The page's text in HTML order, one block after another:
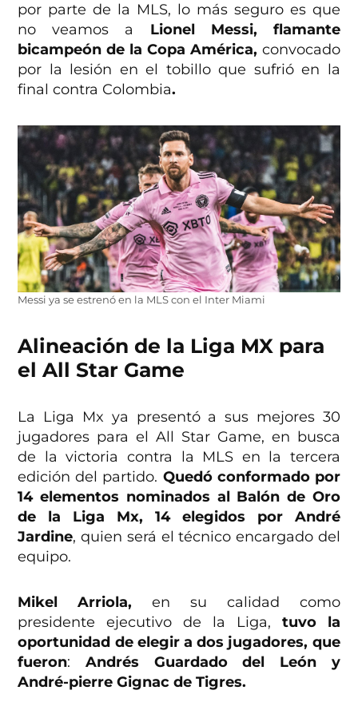
por parte de la MLS, lo más seguro es que
no veamos a Lionel Messi, flamante
bicampeón de la Copa América, convocado
por la lesión en el tobillo que sufrió en la
final contra Colombia.
Messi ya se estrenó en la MLS con el Inter Miami
Alineación de la Liga MX para
el All Star Game
La Liga Mx ya presentó a sus mejores 30
jugadores para el All Star Game, en busca
de la victoria contra la MLS en la tercera
edición del partido. Quedó conformado por
14 elementos nominados al Balón de Oro
de la Liga Mx, 14 elegidos por André
Jardine, quien será el técnico encargado del
equipo.
Mikel Arriola, en su calidad como
presidente ejecutivo de la Liga, tuvo la
oportunidad de elegir a dos jugadores, que
fueron:Andrés Guardado del León y
André-pierre Gignac de Tigres.